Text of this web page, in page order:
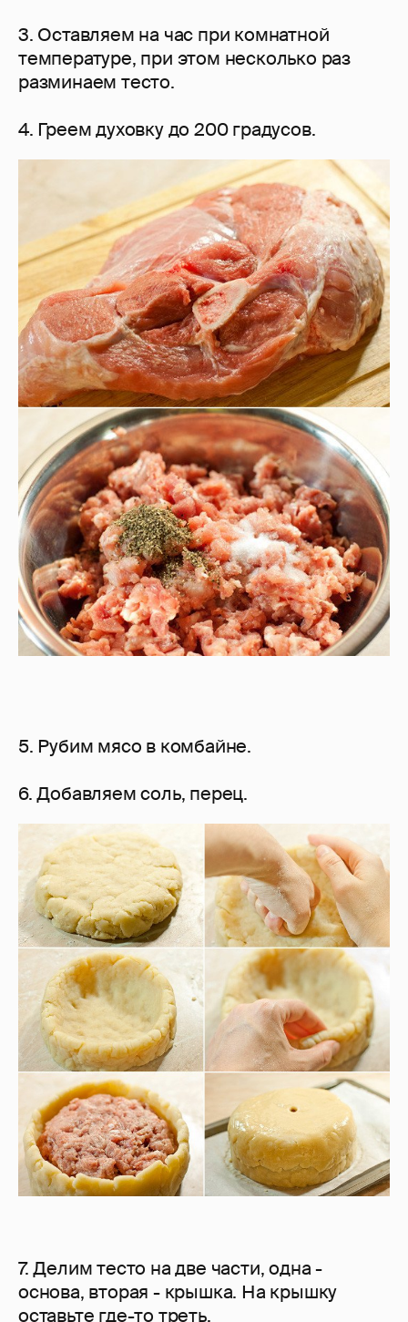
3. Оставляем на час при комнатной
температуре, при этом несколько раз
разминаем тесто.
4. Греем духовку до 200 градусов.
5. Рубим мясо в комбайне.
6. Добавляем соль, перец.
7. Делим тесто на две части, одна -
основа, вторая - крышка. На крышку
оставьте где-то треть.